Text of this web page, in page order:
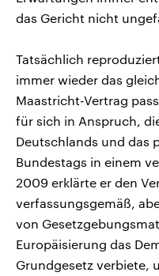
das Gericht nicht
Tatsächlich
immer wieder das
Maastricht-Vertrag
für sich in Anspruch,
Deutschlands und das
Bundestags in einem
2009 erklärte er den
verfassungsgemäß,
von
Europäisierung das
Grundgesetz verbiete,